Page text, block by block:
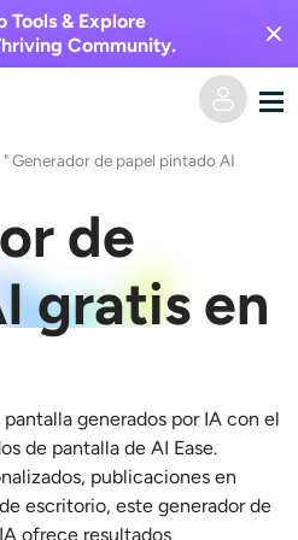
Tools & Explore
Community.
"Generador de papel pintado AI
de
gratis en
generados por IA con el
de pantalla de AI Ease.
publicaciones en
escritorio, este generador de
ofrece resultados